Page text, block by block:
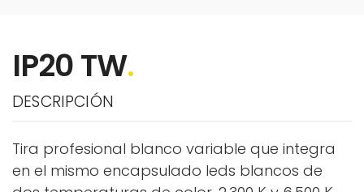
IP20 TW.
DESCRIPCIÓN
Tira profesional blanco variable que integra
en el mismo encapsulado leds blancos de